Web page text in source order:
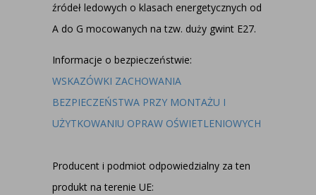
źródeł ledowych o klasach energetycznych od
A do G mocowanych na tzw. duży gwint E27.
Informacje o bezpieczeństwie:
WSKAZÓWKI ZACHOWANIA
BEZPIECZEŃSTWA PRZY MONTAŻU I
UŻYTKOWANIU OPRAW OŚWIETLENIOWYCH
Producent i podmiot odpowiedzialny za ten
produkt na terenie UE: